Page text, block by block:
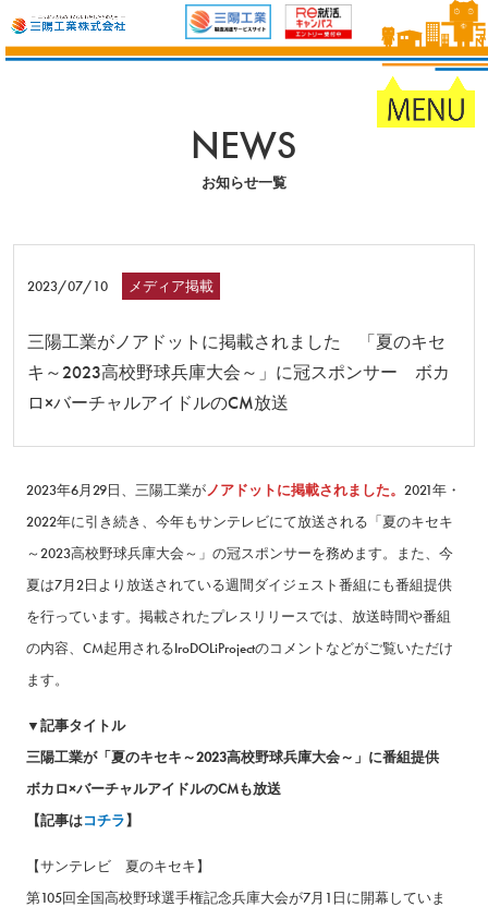
NEWS
お知らせ一覧
三陽工業がノアドットに掲載されました 「夏のキセ
キ～2023高校野球兵庫大会～」に冠スポンサー ボカ
ロ×バーチャルアイドルのCM放送
2023/07/10 メディア掲載
2023年6月29日、三陽工業がノアドットに掲載されました。 2021年・
2022年に引き続き、今年もサンテレビにて放送される「夏のキセキ
～2023高校野球兵庫大会～」の冠スポンサーを務めます。また、今
夏は7月2日より放送されている週間ダイジェスト番組にも番組提供
を行っています。掲載されたプレスリリースでは、放送時間や番組
の内容、CM起用されるIroDOLiProjectのコメントなどがご覧いただけ
ます。
▼記事タイトル
三陽工業が「夏のキセキ～2023高校野球兵庫大会～」に番組提供
ボカロ×バーチャルアイドルのCMも放送
【記事はコチラ】
【サンテレビ 夏のキセキ】
第105回全国高校野球選手権記念兵庫大会が7月1日に開幕していま